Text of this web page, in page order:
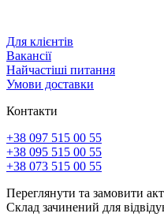
Для клієнтів
Вакансії
Найчастіші питання
Умови доставки
Контакти
+38 097 515 00 55
+38 095 515 00 55
+38 073 515 00 55
Переглянути та замовити
Склад зачинений для